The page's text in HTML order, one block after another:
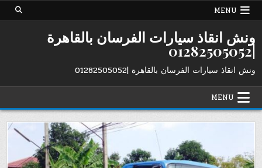
Skip
MENU
ونش انقاذ سيارات الفرسان بالقاهرة
|01282505052
ونش انقاذ سيارات الفرسان بالقاهرة |01282505052
MENU